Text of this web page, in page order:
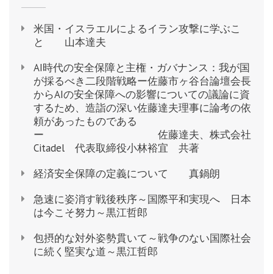
米国・イスラエルによるイラン攻撃に学ぶこ
と 山本達夫
AI時代の安全保障と主権・ガバナンス：我が国
が採るべき二段階戦略ー佐藤市ヶ谷台論壇会長
からAIの安全保障への影響についての議論に資
するため、造詣の深い佐藤達夫理事に論考の依
頼があったものである
ー 佐藤達夫、株式会社
Citadel 代表取締役小林裕宜 共著
経済安全保障の定義について 真鍋朗
急速に姿消す戦後秩序～国際平和実現へ 日本
は今こそ努力～黒江哲郎
包摂的な対外姿勢貫いて～戦争のない国際社会
に続く堅実な道～黒江哲郎